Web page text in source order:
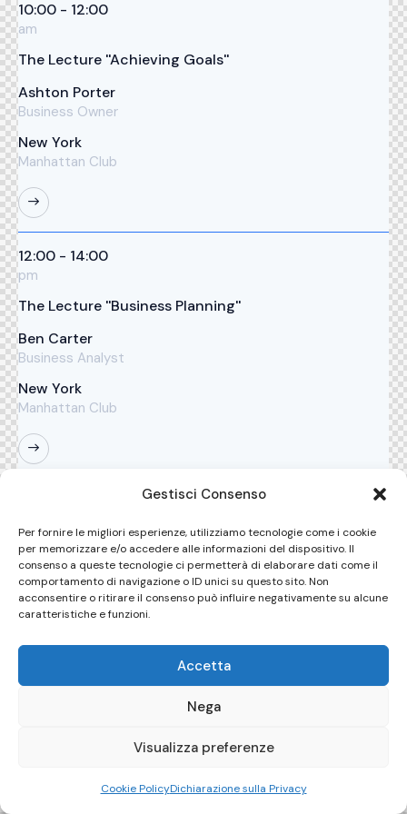
Gestisci Consenso
Per fornire le migliori esperienze, utilizziamo tecnologie come i cookie
per memorizzare e/o accedere alle informazioni del dispositivo. Il
consenso a queste tecnologie ci permetterà di elaborare dati come il
comportamento di navigazione o ID unici su questo sito. Non
acconsentire o ritirare il consenso può influire negativamente su alcune
caratteristiche e funzioni.
Accetta
Nega
Visualizza preferenze
Cookie PolicyDichiarazione sulla Privacy
10:00 - 12:00
am
The Lecture ''Achieving Goals''
Ashton Porter
Business Owner
New York
Manhattan Club
12:00 - 14:00
pm
The Lecture ''Business Planning''
Ben Carter
Business Analyst
New York
Manhattan Club
The Lecture ''Earnings Increase''
Dylan Byrne
Business Owner
Manhattan Club